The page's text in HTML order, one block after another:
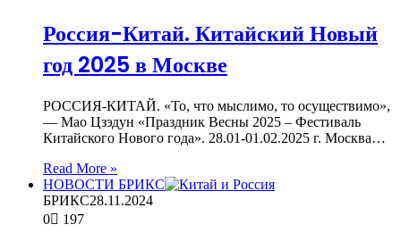
Россия-Китай. Китайский Новый
год 2025 в Москве
РОССИЯ-КИТАЙ. «То, что мыслимо, то осуществимо»,
— Мао Цзэдун «Праздник Весны 2025 – Фестиваль
Китайского Нового года». 28.01-01.02.2025 г. Москва…
Read More »
НОВОСТИ БРИКС
БРИКС28.11.2024
0
197